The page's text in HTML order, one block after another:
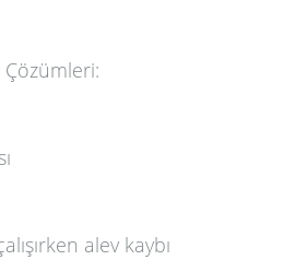
Çözümleri:
alev kaybı